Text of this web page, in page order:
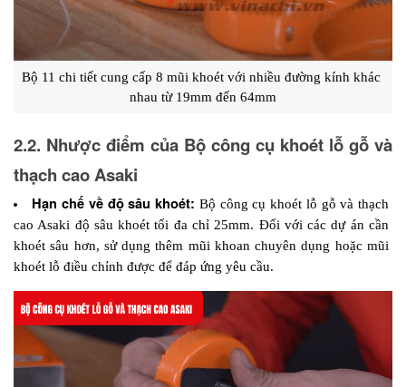
Bộ 11 chi tiết cung cấp 8 mũi khoét với nhiều đường kính khác
nhau từ 19mm đến 64mm
2.2. Nhược điểm của Bộ công cụ khoét lỗ gỗ và
thạch cao Asaki
Hạn chế về độ sâu khoét: Bộ công cụ khoét lỗ gỗ và thạch
cao Asaki độ sâu khoét tối đa chỉ 25mm. Đối với các dự án cần
khoét sâu hơn, sử dụng thêm mũi khoan chuyên dụng hoặc mũi
khoét lỗ điều chỉnh được để đáp ứng yêu cầu.